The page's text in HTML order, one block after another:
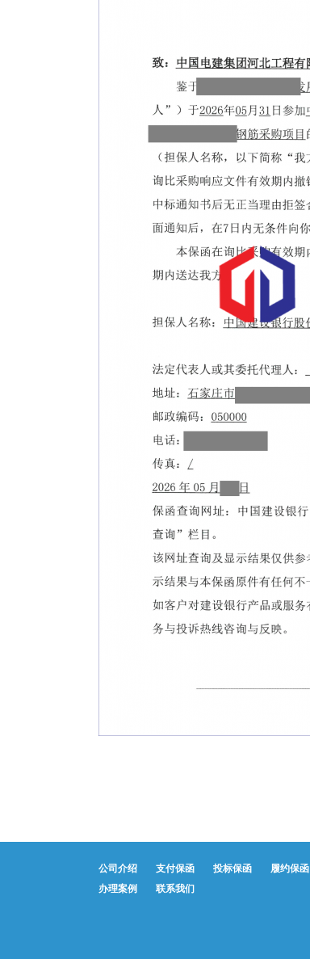
公司介绍 支付保函 投标保函 履约保函
办理案例
联系我们